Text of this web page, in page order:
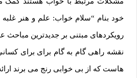
خود بنام “سلام خواب: علم و هنر غلبه
رویکردهای مبتنی بر جدیدترین مباحث
نقشه راهی گام به گام برای برای
هاست که از بی خوابی رنج می برند